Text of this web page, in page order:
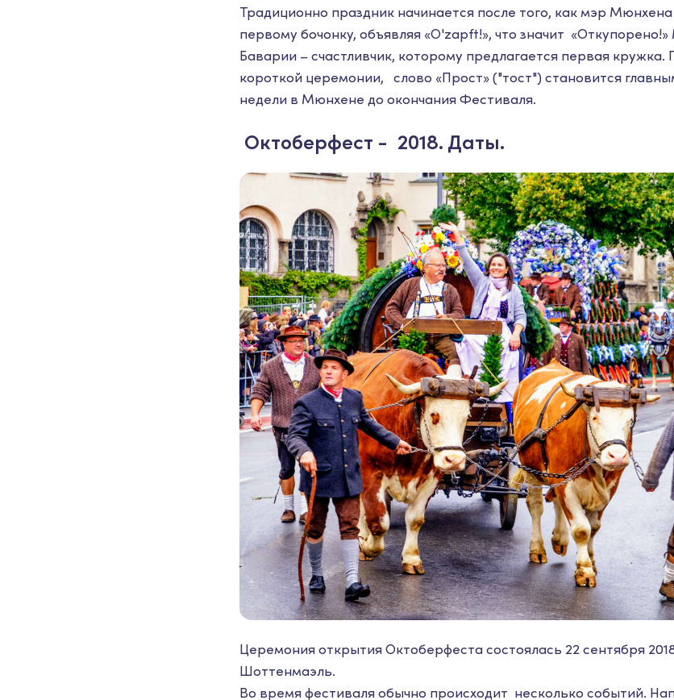
Традиционно праздник начинается после того, как мэр
первому бочонку, объявляя «O'zapft!», что значит
Баварии – счастливчик, которому предлагается первая кружка.
короткой церемонии, слово «Прост» ("тост") становится
недели в Мюнхене до окончания Фестиваля.
Октоберфест - 2018. Даты.
Церемония открытия Октоберфеста состоялась 22 сентября
Шоттенмаэль.
Во время фестиваля обычно происходит несколько событий.